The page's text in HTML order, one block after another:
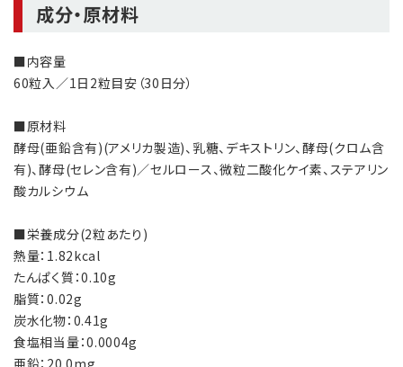
成分・原材料
■内容量
60粒入／1日2粒目安（30日分）
■原材料
酵母(亜鉛含有)(アメリカ製造)、乳糖、デキストリン、酵母(クロム含
有)、酵母(セレン含有)／セルロース、微粒二酸化ケイ素、ステアリン
酸カルシウム
■栄養成分(2粒あたり)
熱量：1.82kcal
たんぱく質：0.10g
脂質：0.02g
炭水化物：0.41g
食塩相当量：0.0004g